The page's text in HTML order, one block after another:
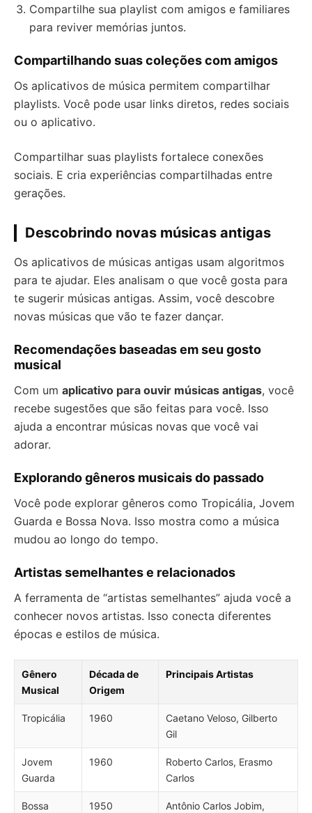
Compartilhe sua playlist com amigos e familiares
para reviver memórias juntos.
Compartilhando suas coleções com amigos
Os aplicativos de música permitem compartilhar
playlists. Você pode usar links diretos, redes sociais
ou o aplicativo.
Compartilhar suas playlists fortalece conexões
sociais. E cria experiências compartilhadas entre
gerações.
Descobrindo novas músicas antigas
Os aplicativos de músicas antigas usam algoritmos
para te ajudar. Eles analisam o que você gosta para
te sugerir músicas antigas. Assim, você descobre
novas músicas que vão te fazer dançar.
Recomendações baseadas em seu gosto
musical
Com um aplicativo para ouvir músicas antigas, você
recebe sugestões que são feitas para você. Isso
ajuda a encontrar músicas novas que você vai
adorar.
Explorando gêneros musicais do passado
Você pode explorar gêneros como Tropicália, Jovem
Guarda e Bossa Nova. Isso mostra como a música
mudou ao longo do tempo.
Artistas semelhantes e relacionados
A ferramenta de “artistas semelhantes” ajuda você a
conhecer novos artistas. Isso conecta diferentes
épocas e estilos de música.
Gênero
Musical
Década de
Origem
Principais Artistas
Tropicália 1960
Caetano Veloso, Gilberto
Gil
Jovem
Guarda
1960
Roberto Carlos, Erasmo
Carlos
Bossa
1950
Antônio Carlos Jobim,